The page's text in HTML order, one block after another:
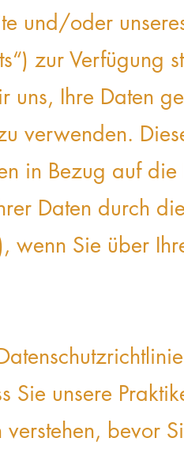
und/oder
zur Verfügung
uns, Ihre Daten
verwenden.
in Bezug auf
Daten durch
wenn Sie über
Sie unsere
bevor